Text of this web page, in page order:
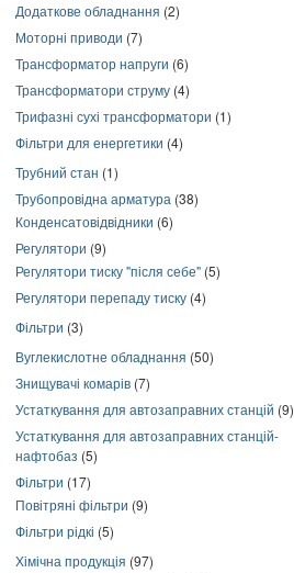
Додаткове обладнання (2)
Моторні приводи (7)
Трансформатор напруги (6)
Трансформатори струму (4)
Трифазні сухі трансформатори (1)
Фільтри для енергетики (4)
Трубний стан (1)
Трубопровідна арматура (38)
Конденсатовідвідники (6)
Регулятори (9)
Регулятори тиску "після себе" (5)
Регулятори перепаду тиску (4)
Фільтри (3)
Вуглекислотне обладнання (50)
Знищувачі комарів (7)
Устаткування для автозаправних станцій (9)
Устаткування для автозаправних станцій-
нафтобаз (5)
Фільтри (17)
Повітряні фільтри (9)
Фільтри рідкі (5)
Хімічна продукція (97)